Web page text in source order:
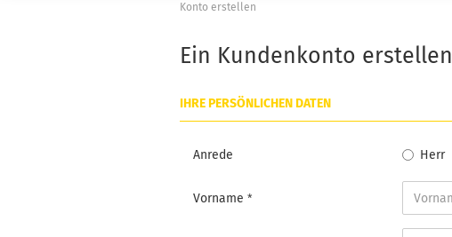
Konto erstellen
Ein Kundenkonto erstellen
IHRE PERSÖNLICHEN DATEN
Anrede Herr
Vorname